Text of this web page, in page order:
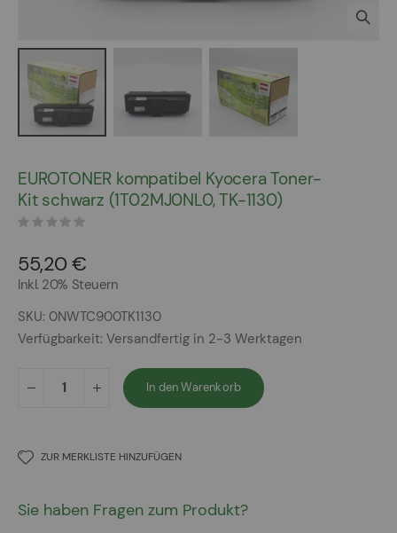
der
Bildergalerie
springen
EUROTONER kompatibel Kyocera Toner-
Kit schwarz (1T02MJ0NL0, TK-1130)
55,20 €
Inkl. 20% Steuern
SKU 0NWTC900TK1130
Verfügbarkeit: Versandfertig in 2-3 Werktagen
In den Warenkorb
ZUR MERKLISTE HINZUFÜGEN
Sie haben Fragen zum Produkt?